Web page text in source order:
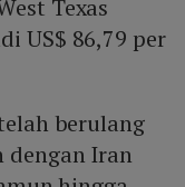
Texas
US$ 86,79 per
berulang
dengan Iran